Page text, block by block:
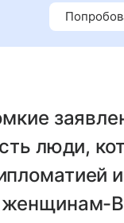
люди,
и
женщинам-